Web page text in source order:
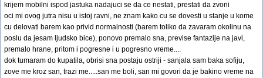
krijem mobilni ispod jastuka nadajuci se da ce nestati, prestati da zvoni
oci mi ovog jutra nisu u istoj ravni, ne znam kako cu se dovesti u stanje u kome
cu delovati barem kao privid normalnosti (barem toliko da zavaram okolinu na
poslu da jesam ljudsko bice), ponovo premalo sna, previse fantazije na javi,
premalo hrane, pritom i pogresne i u pogresno vreme....
dok tumaram do kupatila, obrisi sna postaju ostriji - sanjala sam baka sofiju,
zove me kroz san, trazi me.....san me boli, san mi govori da je bakino vreme na